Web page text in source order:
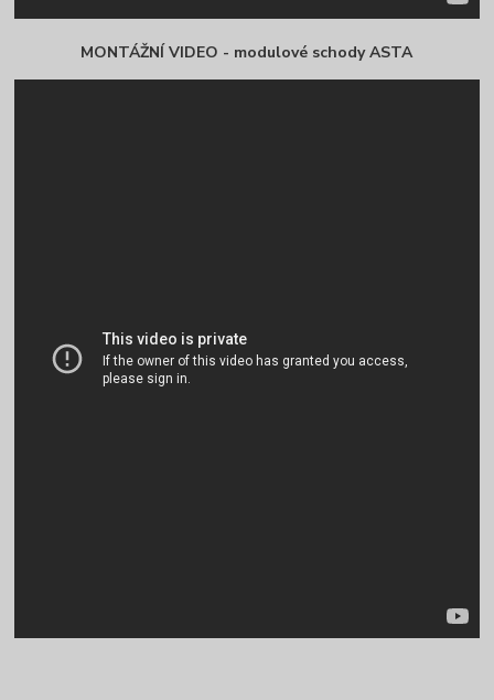
MONTÁŽNÍ VIDEO - modulové schody ASTA